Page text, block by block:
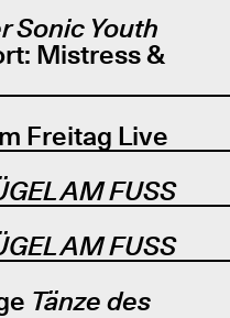
Sonic Youth
Mistress &
Freitag Live
AM FUSS
AM FUSS
Tänze des